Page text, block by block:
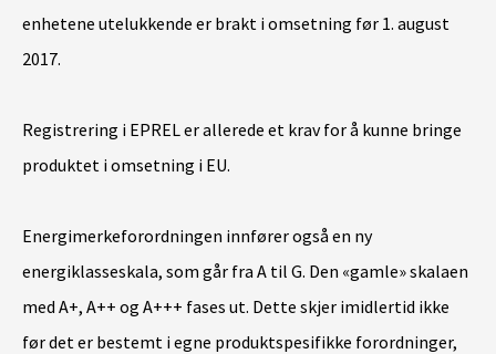
enhetene utelukkende er brakt i omsetning før 1. august
2017.
Registrering i EPREL er allerede et krav for å kunne bringe
produktet i omsetning i EU.
Energimerkeforordningen innfører også en ny
energiklasseskala, som går fra A til G. Den «gamle» skalaen
med A+, A++ og A+++ fases ut. Dette skjer imidlertid ikke
før det er bestemt i egne produktspesifikke forordninger,